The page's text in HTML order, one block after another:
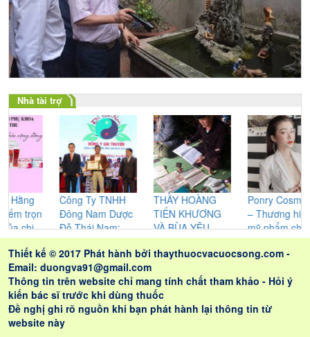
Nhà tài trợ
Công Ty TNHH
Đông Nam Dược
Đỗ Thái Nam:
Không ngừng
nghiên cứu cho
ra những sản
phẩm tốt nhất
THẦY HOÀNG
TIẾN KHƯƠNG
VÀ BÙA YÊU
CỦA NGƯỜI
CAO LAN –
NHỮNG GIÁ TRỊ
THỰC SỰ ĐEM
LẠI CHO LỨA
ĐÔI
Ponry Cosmetics
– Thương hiệu
mỹ phẩm chăm
sóc sắc đẹp được
chị em phụ nữ tin
Thị
nỗi
dày
Thiết kế © 2017 Phát hành bởi thaythuocvacuocsong.com -
Email: duongva91@gmail.com
Thông tin trên website chỉ mang tính chất tham khảo - Hỏi ý
kiến bác sĩ trước khi dùng thuốc
Đề nghị ghi rõ nguồn khi bạn phát hành lại thông tin từ
website này